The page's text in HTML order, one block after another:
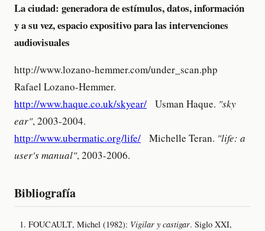
La ciudad: generadora de estímulos, datos, información
y a su vez, espacio expositivo para las intervenciones
audiovisuales
http://www.lozano-hemmer.com/under_scan.php
Rafael Lozano-Hemmer.
http://www.haque.co.uk/skyear/ Usman Haque. "sky
ear", 2003-2004.
http://www.ubermatic.org/life/ Michelle Teran. "life: a
user's manual", 2003-2006.
Bibliografía
FOUCAULT, Michel (1982): Vigilar y castigar. Siglo XXI,